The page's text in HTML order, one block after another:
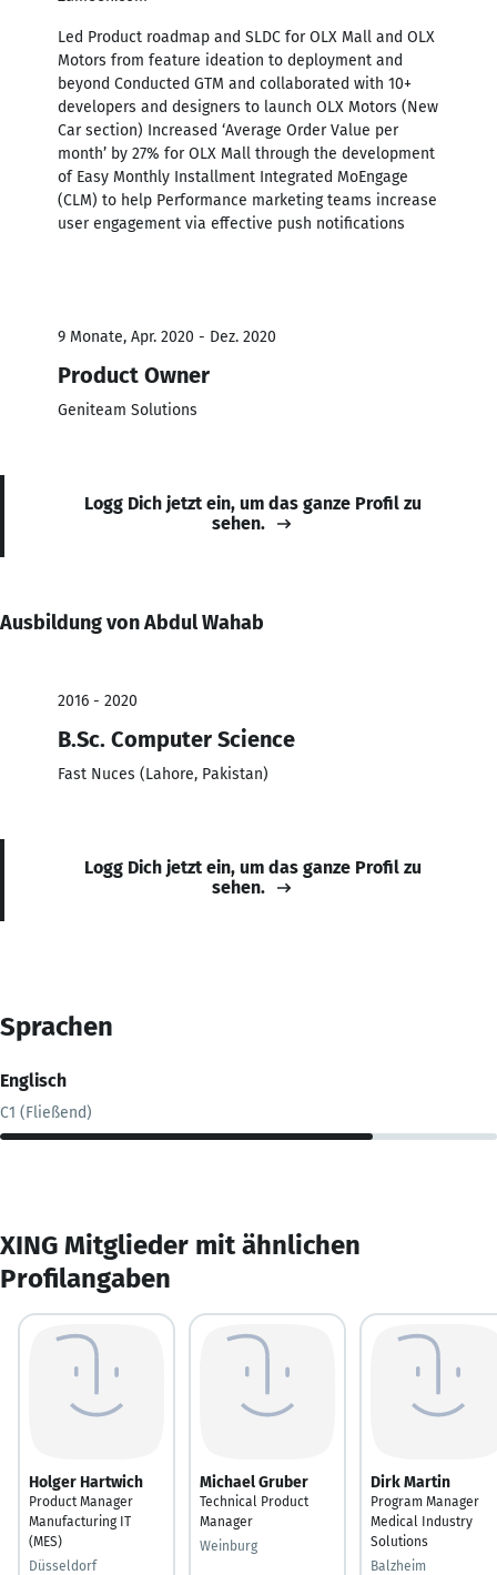
Led Product roadmap and SLDC for OLX Mall and OLX
Motors from feature ideation to deployment and
beyond Conducted GTM and collaborated with 10+
developers and designers to launch OLX Motors (New
Car section) Increased ‘Average Order Value per
month’ by 27% for OLX Mall through the development
of Easy Monthly Installment Integrated MoEngage
(CLM) to help Performance marketing teams increase
user engagement via effective push notifications
9 Monate, Apr. 2020 - Dez. 2020
Product Owner
Geniteam Solutions
Logg Dich jetzt ein, um das ganze Profil zu
sehen.
Ausbildung von Abdul Wahab
2016 - 2020
B.Sc. Computer Science
Fast Nuces (Lahore, Pakistan)
Logg Dich jetzt ein, um das ganze Profil zu
sehen.
Sprachen
Englisch
C1 (Fließend)
XING Mitglieder mit ähnlichen
Profilangaben
Holger Hartwich
Product Manager
Manufacturing IT
(MES)
Düsseldorf
Michael Gruber
Technical Product
Manager
Weinburg
Dirk Martin
Program Manager
Medical Industry
Solutions
Balzheim